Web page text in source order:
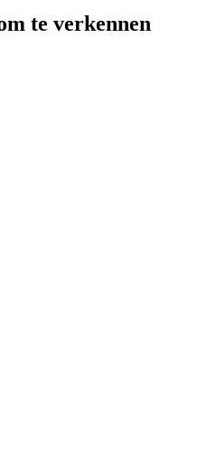
te verkennen